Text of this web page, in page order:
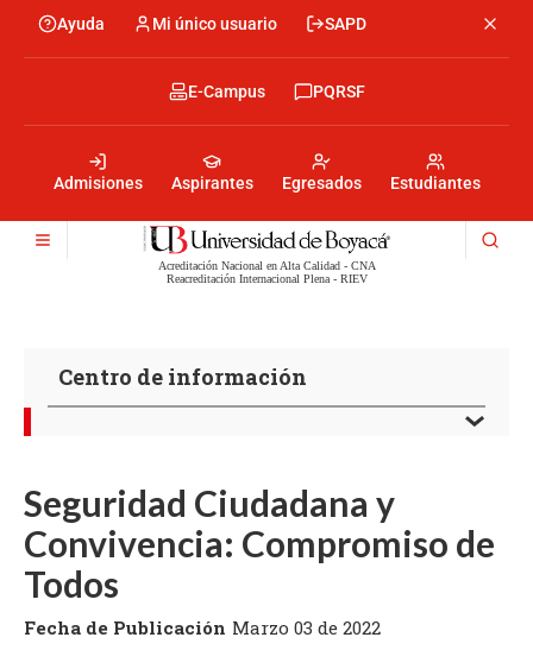
main
Menu
encabezado
Ayuda Mi único usuario SAPD
encabezado
Admisiones Aspirantes Egresados Estudiantes
Menu
encabezado
-
Derecha
E-Campus PQRSF
Menú
Acreditación Nacional en Alta Calidad - CNA
Reacreditación Internacional Plena - RIEV
Centro de información
Seguridad Ciudadana y
Convivencia: Compromiso de
Todos
Fecha de Publicación Marzo 03 de 2022